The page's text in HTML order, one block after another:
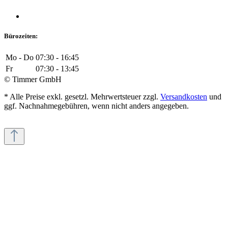
Bürozeiten:
Mo - Do 07:30 - 16:45
Fr
07:30 - 13:45
© Timmer GmbH
* Alle Preise exkl. gesetzl. Mehrwertsteuer zzgl. Versandkosten und
ggf. Nachnahmegebühren, wenn nicht anders angegeben.